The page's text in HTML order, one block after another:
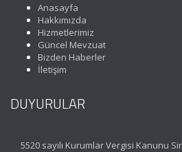
Anasayfa
Hakkımızda
Hizmetlerimiz
Güncel Mevzuat
Bizden Haberler
İletişim
DUYURULAR
5520 sayılı Kurumlar Vergisi Kanunu